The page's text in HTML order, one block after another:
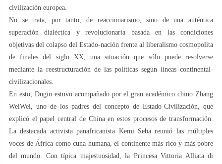
civilización europea.
No se trata, por tanto, de reaccionarismo, sino de una auténtica
superación dialéctica y revolucionaria basada en las condiciones
objetivas del colapso del Estado-nación frente al liberalismo cosmopolita
de finales del siglo XX; una situación que sólo puede resolverse
mediante la reestructuración de las políticas según líneas continental-
civilizacionales.
En esto, Dugin estuvo acompañado por el gran académico chino Zhang
WeiWei, uno de los padres del concepto de Estado-Civilización, que
explicó el papel central de China en estos procesos de transformación.
La destacada activista panafricanista Kemi Seba reunió las múltiples
voces de África como cuna humana, el continente más rico y más pobre
del mundo. Con típica majestuosidad, la Princesa Vittoria Alliata di